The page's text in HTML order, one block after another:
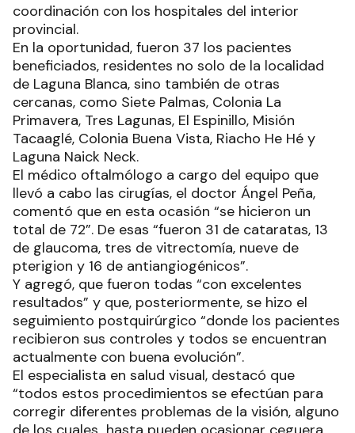
coordinación con los hospitales del interior
provincial.
En la oportunidad, fueron 37 los pacientes
beneficiados, residentes no solo de la localidad
de Laguna Blanca, sino también de otras
cercanas, como Siete Palmas, Colonia La
Primavera, Tres Lagunas, El Espinillo, Misión
Tacaaglé, Colonia Buena Vista, Riacho He Hé y
Laguna Naick Neck.
El médico oftalmólogo a cargo del equipo que
llevó a cabo las cirugías, el doctor Ángel Peña,
comentó que en esta ocasión “se hicieron un
total de 72”. De esas “fueron 31 de cataratas, 13
de glaucoma, tres de vitrectomía, nueve de
pterigion y 16 de antiangiogénicos”.
Y agregó, que fueron todas “con excelentes
resultados” y que, posteriormente, se hizo el
seguimiento postquirúrgico “donde los pacientes
recibieron sus controles y todos se encuentran
actualmente con buena evolución”.
El especialista en salud visual, destacó que
“todos estos procedimientos se efectúan para
corregir diferentes problemas de la visión, alguno